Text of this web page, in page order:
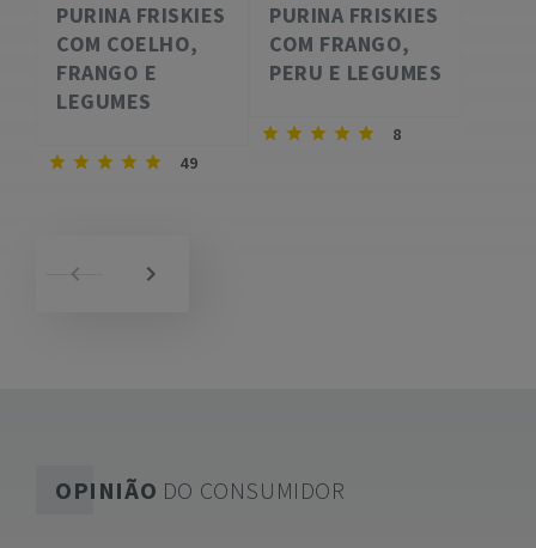
PURINA FRISKIES
COM COELHO,
FRANGO E
LEGUMES
49
PURINA FRISKIES
COM FRANGO,
PERU E LEGUMES
8
OPINIÃO DO CONSUMIDOR